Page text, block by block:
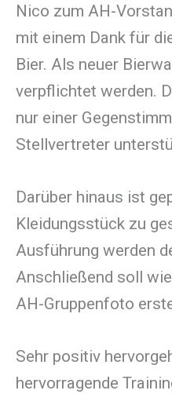
Nico zum AH-
mit einem Dank für
Bier. Als neuer
verpflichtet werden.
nur einer
Stellvertreter
Darüber hinaus ist
Kleidungsstück zu
Ausführung werden
Anschließend soll
AH-Gruppenfoto
Sehr positiv
hervorragende